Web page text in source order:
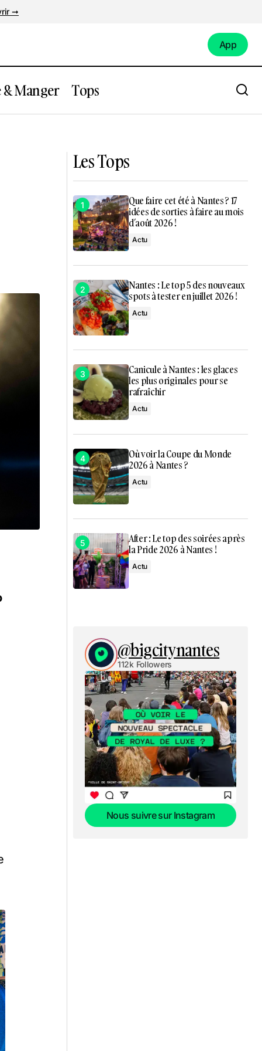
➞
App
Manger Tops
Les Tops
Que faire cet été à Nantes ? 17
idées de sorties à faire au mois
d’août 2026 !
Actu
Nantes : Le top 5 des nouveaux
spots à tester en juillet 2026 !
Actu
Canicule à Nantes : les glaces
les plus originales pour se
rafraîchir
Actu
Où voir la Coupe du Monde
2026 à Nantes ?
Actu
After : Le top des soirées après
la Pride 2026 à Nantes !
Actu
@bigcitynantes
112k Followers
Nous suivre sur Instagram